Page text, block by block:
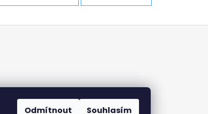
Odmítnout Souhlasím